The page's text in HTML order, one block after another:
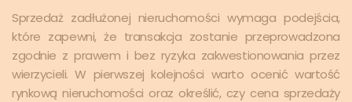
Sprzedaż zadłużonej nieruchomości wymaga podejścia,
które zapewni, że transakcja zostanie przeprowadzona
zgodnie z prawem i bez ryzyka zakwestionowania przez
wierzycieli. W pierwszej kolejności warto ocenić wartość
rynkową nieruchomości oraz określić, czy cena sprzedaży